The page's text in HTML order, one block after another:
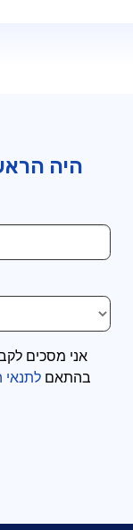
היה
אני מסכים
קבוצת Hornblower בהתאם